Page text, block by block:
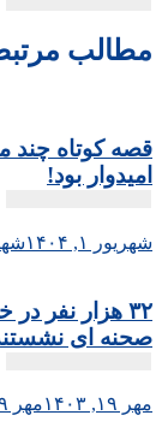
مطالب
قصه کوتاه چند
امیدوار بود!
شهریور ۱, ۱۴۰۴
۳۲ هزار نفر
صحنه ای
مهر ۱۹, ۱۴۰۳ مهر ۱۹, ۱۴۰۳